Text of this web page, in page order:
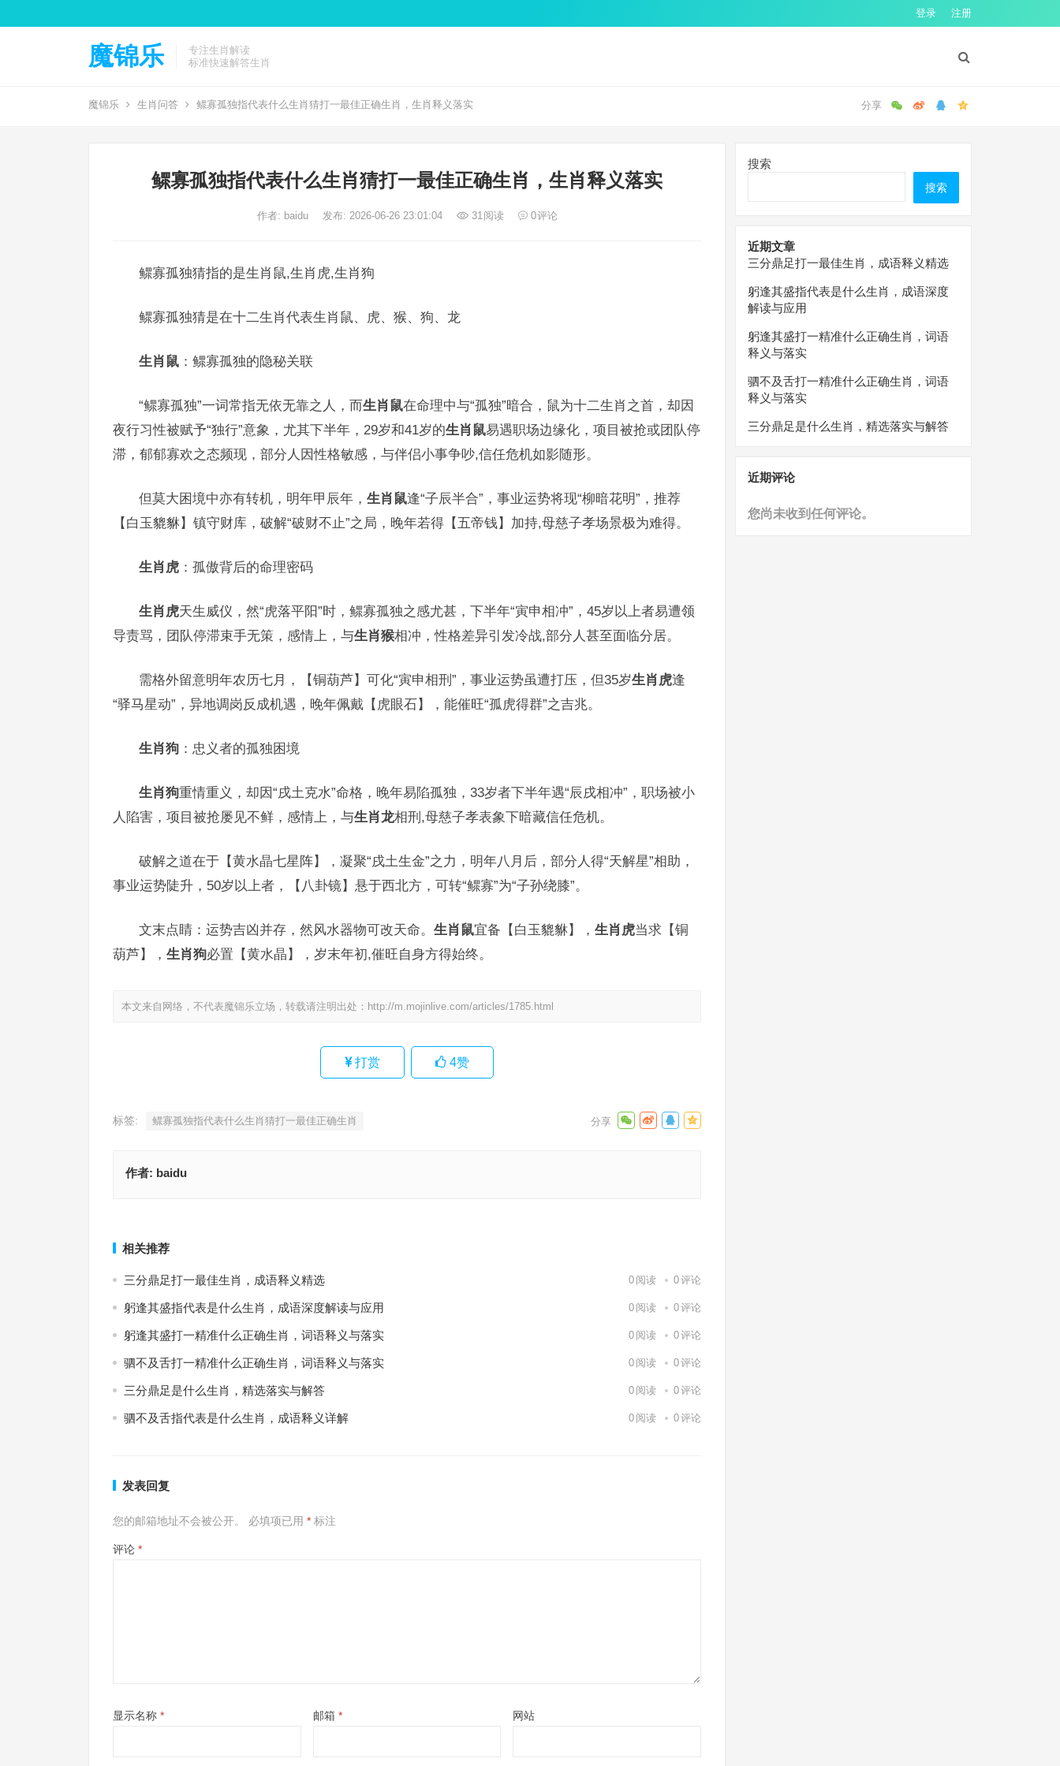
登录 注册
魔锦乐
专注生肖解读
标准快速解答生肖
魔锦乐 生肖问答 鳏寡孤独指代表什么生肖猜打一最佳正确生肖，生肖释义落实
鳏寡孤独指代表什么生肖猜打一最佳正确生肖，生肖释义落实
作者: baidu 发布: 2026-06-26 23:01:04 31阅读 0评论
鳏寡孤独猜指的是生肖鼠,生肖虎,生肖狗
鳏寡孤独猜是在十二生肖代表生肖鼠、虎、猴、狗、龙
生肖鼠 ：鳏寡孤独的隐秘关联
“鳏寡孤独”一词常指无依无靠之人，而生肖鼠在命理中与“孤独”暗合，鼠为十二生肖之首，却因
夜行习性被赋予“独行”意象，尤其下半年，29岁和41岁的生肖鼠易遇职场边缘化，项目被抢或团队停
滞，郁郁寡欢之态频现，部分人因性格敏感，与伴侣小事争吵,信任危机如影随形。
但莫大困境中亦有转机，明年甲辰年， 生肖鼠逢“子辰半合”，事业运势将现“柳暗花明”，推荐
【白玉貔貅】镇守财库，破解“破财不止”之局，晚年若得【五帝钱】加持,母慈子孝场景极为难得。
生肖虎 ：孤傲背后的命理密码
生肖虎天生威仪，然“虎落平阳”时，鳏寡孤独之感尤甚，下半年“寅申相冲”，45岁以上者易遭领
导责骂，团队停滞束手无策，感情上，与生肖猴相冲，性格差异引发冷战,部分人甚至面临分居。
需格外留意明年农历七月，【铜葫芦】可化“寅申相刑”，事业运势虽遭打压，但35岁生肖虎逢
“驿马星动”，异地调岗反成机遇，晚年佩戴【虎眼石】，能催旺“孤虎得群”之吉兆。
生肖狗 ：忠义者的孤独困境
生肖狗重情重义，却因“戌土克水”命格，晚年易陷孤独，33岁者下半年遇“辰戌相冲”，职场被小
人陷害，项目被抢屡见不鲜，感情上，与生肖龙相刑,母慈子孝表象下暗藏信任危机。
破解之道在于【黄水晶七星阵】，凝聚“戌土生金”之力，明年八月后，部分人得“天解星”相助，
事业运势陡升，50岁以上者，【八卦镜】悬于西北方，可转“鳏寡”为“子孙绕膝”。
文末点睛：运势吉凶并存，然风水器物可改天命。 生肖鼠宜备【白玉貔貅】， 生肖虎当求【铜
葫芦】， 生肖狗必置【黄水晶】，岁末年初,催旺自身方得始终。
本文来自网络，不代表魔锦乐立场，转载请注明出处： http://m.mojinlive.com/articles/1785.html
打赏 4赞
标签: 鳏寡孤独指代表什么生肖猜打一最佳正确生肖
作者: baidu
相关推荐
三分鼎足打一最佳生肖，成语释义精选 0 阅读 0评论
躬逢其盛指代表是什么生肖，成语深度解读与应用 0 阅读 0评论
躬逢其盛打一精准什么正确生肖，词语释义与落实 0 阅读 0评论
驷不及舌打一精准什么正确生肖，词语释义与落实 0 阅读 0评论
三分鼎足是什么生肖，精选落实与解答 0 阅读 0评论
驷不及舌指代表是什么生肖，成语释义详解 0 阅读 0评论
发表回复
您的邮箱地址不会被公开。 必填项已用 * 标注
评论 *
显示名称 * 邮箱 * 网站
搜索
搜索
近期文章
三分鼎足打一最佳生肖，成语释义精选
躬逢其盛指代表是什么生肖，成语深度
解读与应用
躬逢其盛打一精准什么正确生肖，词语
释义与落实
驷不及舌打一精准什么正确生肖，词语
释义与落实
三分鼎足是什么生肖，精选落实与解答
近期评论
您尚未收到任何评论。